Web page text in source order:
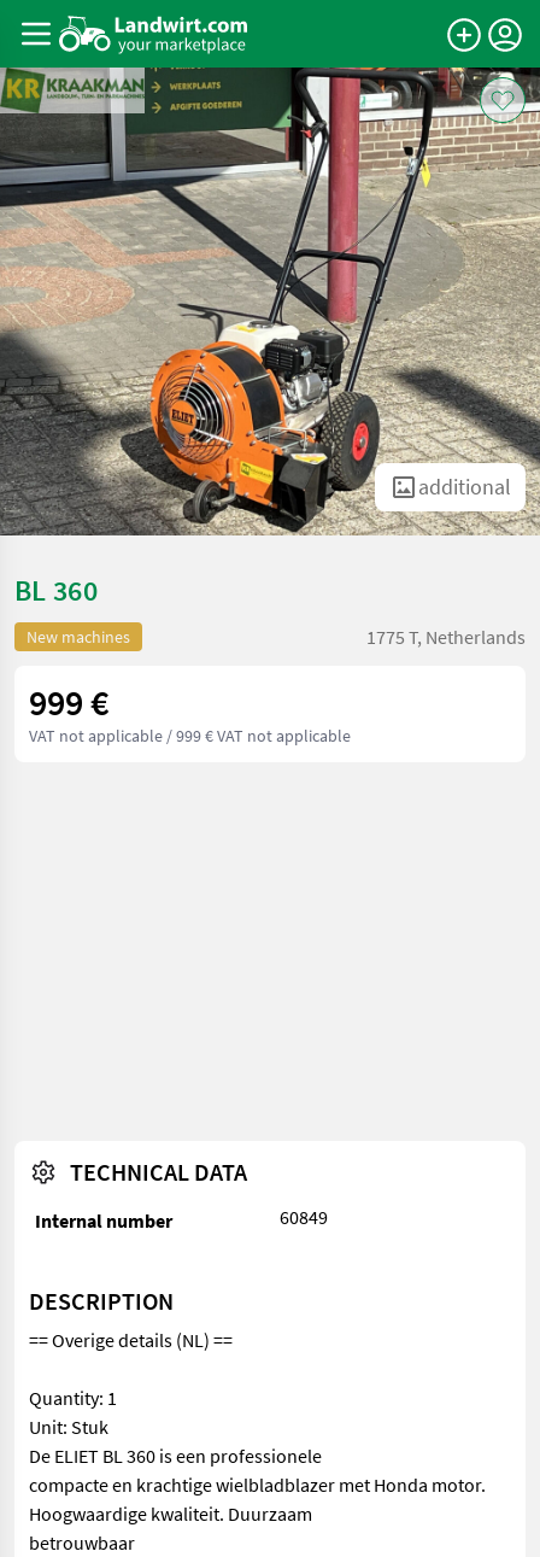
additional
BL 360
New machines 1775 T, Netherlands
999 €
VAT not applicable / 999 € VAT not applicable
TECHNICAL DATA
Internal number 60849
DESCRIPTION
== Overige details (NL) ==
Quantity: 1
Unit: Stuk
De ELIET BL 360 is een professionele
compacte en krachtige wielbladblazer met Honda motor.
Hoogwaardige kwaliteit. Duurzaam
betrouwbaar